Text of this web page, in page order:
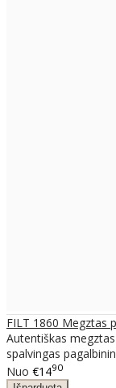
FILT 1860 Megztas
Autentiškas
spalvingas
Nuo €1490